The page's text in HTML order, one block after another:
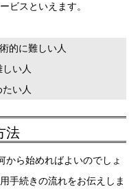
ビスといえます。
的に難しい人
い人
い人
法
から始めればよいのでしょ
手続きの流れをお伝えしま